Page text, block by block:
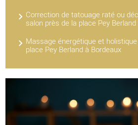
Correction de tatouage raté ou
salon près de la place Pey
Massage énergétique et
place Pey Berland à Bordeaux